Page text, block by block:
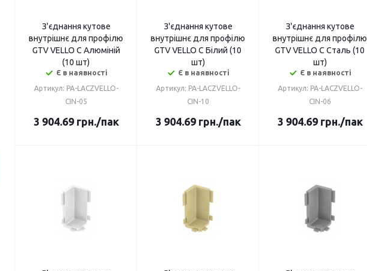
З'єднання кутове
внутрішнє для профілю
GTV VELLO C Алюміній
(10 шт)
Є в наявності
Артикул: PA-LACZVELLO-
CIN-05
3 904.69грн./пак
З'єднання кутове
внутрішнє для профілю
GTV VELLO C Білий (10
шт)
Є в наявності
Артикул: PA-LACZVELLO-
CIN-10
3 904.69грн./пак
З'єднання кутове
внутрішнє для профілю
GTV VELLO C Сталь (10
шт)
Є в наявності
Артикул: PA-LACZVELLO-
CIN-06
3 904.69грн./пак